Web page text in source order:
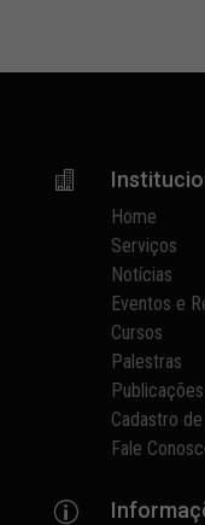

Home
Serviços
Notícias
Eventos e
Cursos
Palestras
Publicações
Cadastro
Fale
p